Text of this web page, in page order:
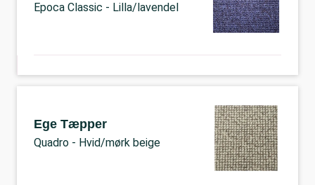
Epoca Classic - Lilla/lavendel
Ege Tæpper
Quadro - Hvid/mørk beige